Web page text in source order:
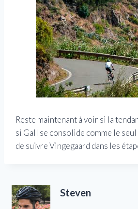
Reste maintenant à voir si la
si Gall se consolide comme le seul
de suivre Vingegaard dans les
Steven